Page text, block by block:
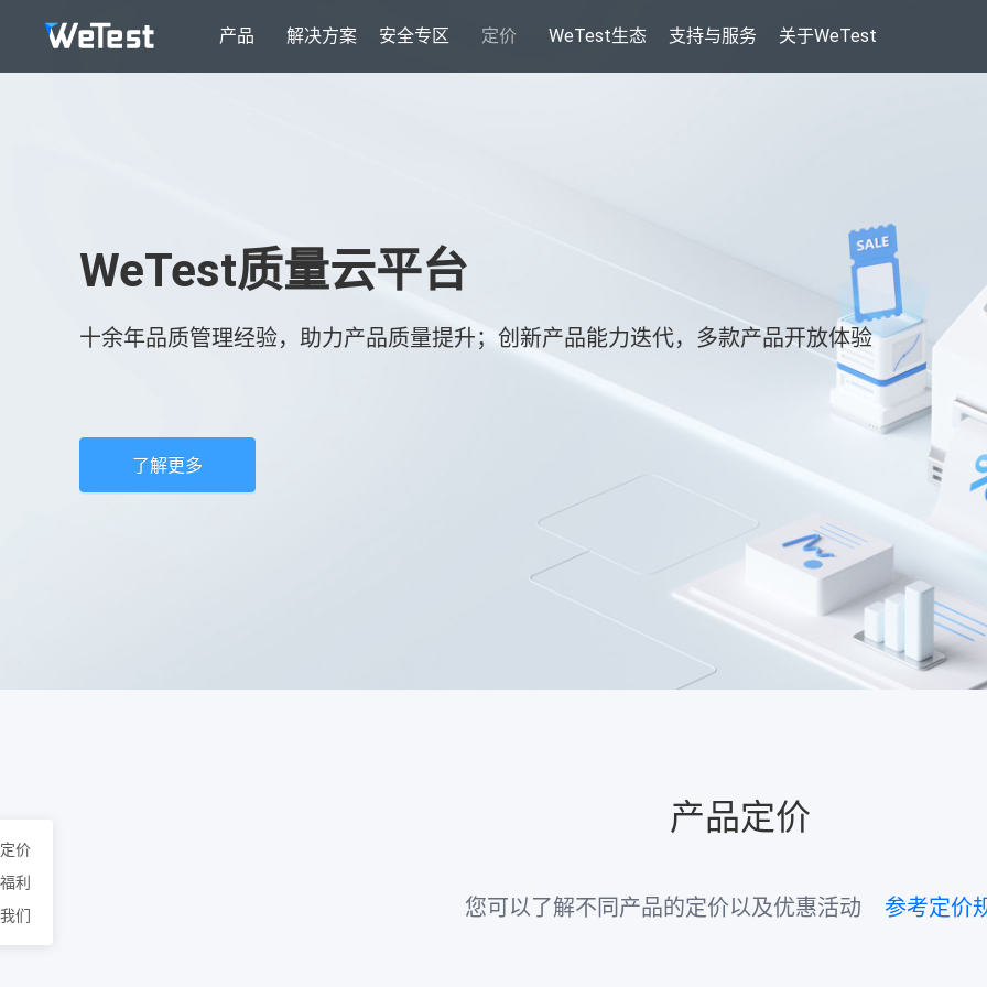
产品 解决方案 安全专区 定价 WeTest生态 支持与服务 关于WeTest
WeTest质量云平台
十余年品质管理经验，助力产品质量提升；创新产品能力迭代，多款产品开放体验
了解更多
产品定价
您可以了解不同产品的定价以及优惠活动 参考定价
价
利
们